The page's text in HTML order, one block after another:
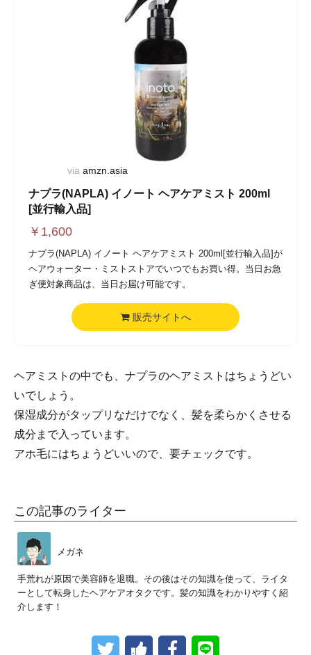
via amzn.asia
ナプラ(NAPLA) イノート ヘアケアミスト 200ml
[並行輸入品]
￥ 1,600
ナプラ(NAPLA) イノート ヘアケアミスト 200ml[並行輸入品]が
ヘアウォーター・ミストストアでいつでもお買い得。当日お急
ぎ便対象商品は、当日お届け可能です。
販売サイトへ
ヘアミストの中でも、ナプラのヘアミストはちょうどい
いでしょう。
保湿成分がタップリなだけでなく、髪を柔らかくさせる
成分まで入っています。
アホ毛にはちょうどいいので、要チェックです。
この記事のライター
メガネ
手荒れが原因で美容師を退職。その後はその知識を使って、ライタ
ーとして転身したヘアケアオタクです。髪の知識をわかりやすく紹
介します！